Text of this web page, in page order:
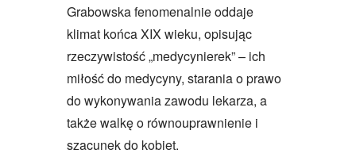
Grabowska fenomenalnie oddaje
klimat końca XIX wieku, opisując
rzeczywistość „medycynierek” – ich
miłość do medycyny, starania o prawo
do wykonywania zawodu lekarza, a
także walkę o równouprawnienie i
szacunek do kobiet.